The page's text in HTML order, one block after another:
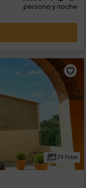
persona y noche
29 Fotos